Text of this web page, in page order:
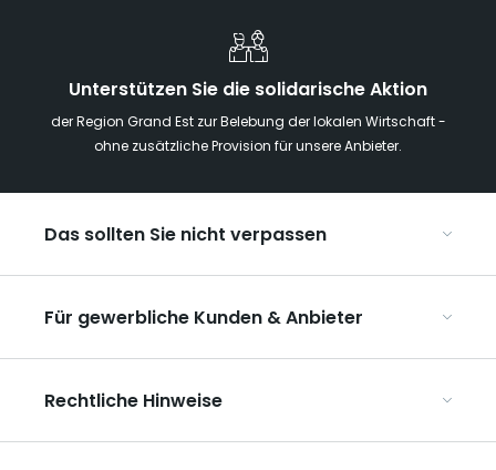
Unterstützen Sie die solidarische Aktion
der Region Grand Est zur Belebung der lokalen Wirtschaft -
ohne zusätzliche Provision für unsere Anbieter.
Das sollten Sie nicht verpassen
Die Weihnachtsmärkte im Grand Est
Ribeauvillé, zwischen Weinbergen und Bergen
Unsere UNESCO-Welterbestätten
Für gewerbliche Kunden & Anbieter
Organisieren Sie Ihre Gruppenreisen
ART GE kennenlernen
Rechtliche Hinweise